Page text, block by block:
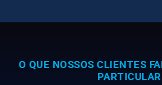
O QUE NOSSOS CLIENTES